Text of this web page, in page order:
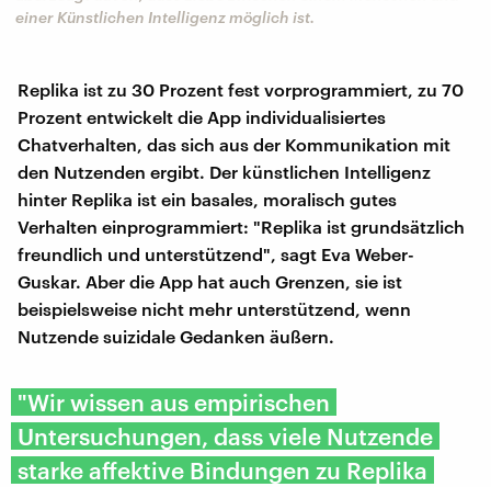
einer Künstlichen Intelligenz möglich ist.
Replika ist zu 30 Prozent fest vorprogrammiert, zu 70
Prozent entwickelt die App individualisiertes
Chatverhalten, das sich aus der Kommunikation mit
den Nutzenden ergibt. Der künstlichen Intelligenz
hinter Replika ist ein basales, moralisch gutes
Verhalten einprogrammiert: "Replika ist grundsätzlich
freundlich und unterstützend", sagt Eva Weber-
Guskar. Aber die App hat auch Grenzen, sie ist
beispielsweise nicht mehr unterstützend, wenn
Nutzende suizidale Gedanken äußern.
"Wir wissen aus empirischen
Untersuchungen, dass viele Nutzende
starke affektive Bindungen zu Replika